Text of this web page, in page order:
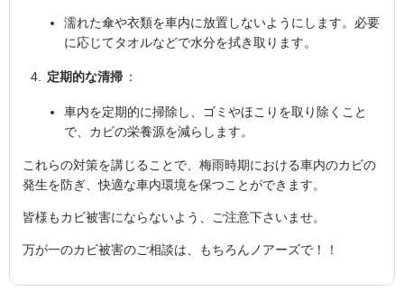
濡れた傘や衣類を車内に放置しないようにします。必要
に応じてタオルなどで水分を拭き取ります。
定期的な清掃 ：
車内を定期的に掃除し、ゴミやほこりを取り除くこと
で、カビの栄養源を減らします。
これらの対策を講じることで、梅雨時期における車内のカビの
発生を防ぎ、快適な車内環境を保つことができます。
皆様もカビ被害にならないよう、ご注意下さいませ。
万が一のカビ被害のご相談は、もちろんノアーズで！！